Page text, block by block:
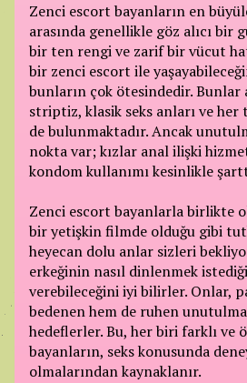
Zenci escort bayanların en
arasında genellikle göz alıcı bir
bir ten rengi ve zarif bir vücut
bir zenci escort ile
bunların çok ötesindedir. Bunlar
striptiz, klasik seks anları ve
de bulunmaktadır. Ancak
nokta var; kızlar anal ilişki
kondom kullanımı kesinlikle
Zenci escort bayanlarla birlikte
bir yetişkin filmde olduğu gibi
heyecan dolu anlar sizleri
erkeğinin nasıl dinlenmek
verebileceğini iyi bilirler. Onlar,
bedenen hem de ruhen
hedeflerler. Bu, her biri farklı ve
bayanların, seks konusunda
olmalarından kaynaklanır.